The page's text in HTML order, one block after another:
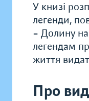
У книзі
легенди,
– Долину
легендам
життя
Про